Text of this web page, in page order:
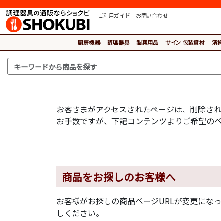
ご利用ガイド お問い合わせ
厨房機器 調理器具 製菓用品 サイン 包装資材 清
お客さまがアクセスされたページは、削除さ
お手数ですが、下記コンテンツよりご希望の
商品をお探しのお客様へ
お客様がお探しの商品ページURLが変更にな
しください。